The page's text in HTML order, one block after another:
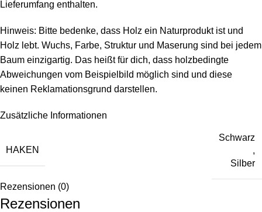
Lieferumfang enthalten.
Hinweis: Bitte bedenke, dass Holz ein Naturprodukt ist und
Holz lebt. Wuchs, Farbe, Struktur und Maserung sind bei jedem
Baum einzigartig. Das heißt für dich, dass holzbedingte
Abweichungen vom Beispielbild möglich sind und diese
keinen Reklamationsgrund darstellen.
Zusätzliche Informationen
HAKEN
Schwarz
,
Silber
Rezensionen (0)
Rezensionen